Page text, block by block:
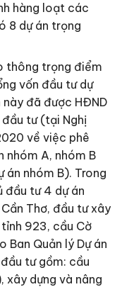
hàng loạt các
8 dự án trọng
thông trọng điểm
vốn đầu tư dự
đã được HÐND
tư (tại Nghị
về việc phê
nhóm A, nhóm B
án nhóm B). Trong
đầu tư 4 dự án
Thơ, đầu tư xây
923, cầu Cờ
Ban Quản lý Dự án
tư gồm: cầu
xây dựng và nâng